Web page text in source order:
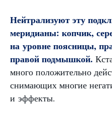
Нейтрализуют эту
меридианы: копчик,
на уровне поясницы,
правой подмышкой.
много положительно
снимающих многие
и эффекты.